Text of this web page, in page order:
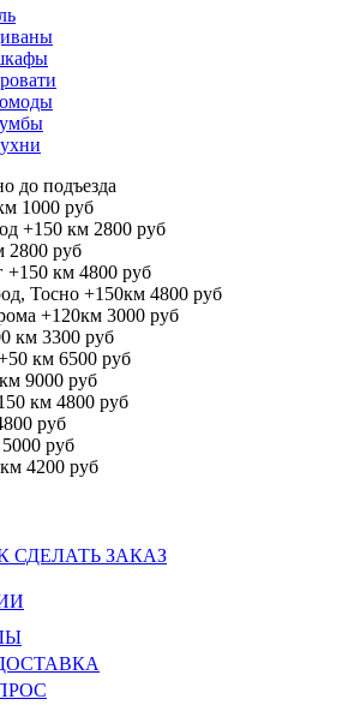
до подъезда
1000 руб
+150 км 2800 руб
2800 руб
+150 км 4800 руб
Тосно +150км 4800 руб
+120км 3000 руб
км 3300 руб
км 6500 руб
9000 руб
км 4800 руб
руб
5000 руб
4200 руб
СДЕЛАТЬ ЗАКАЗ